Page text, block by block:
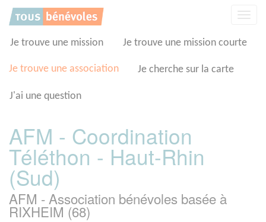
Je trouve une mission Je trouve une mission courte
Je trouve une association Je cherche sur la carte
J'ai une question
AFM - Coordination
Téléthon - Haut-Rhin
(Sud)
AFM - Association bénévoles basée à
RIXHEIM (68)
Panneau de gestion des cookies